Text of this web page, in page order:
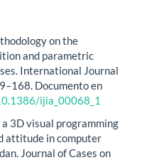
on the
and parametric
International Journal
Documento en
ijia_00068_1
3D visual programming
attitude in computer
Journal of Cases on